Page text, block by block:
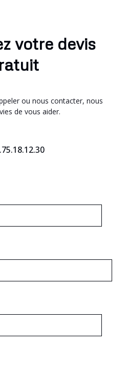
votre devis
ou nous contacter, nous
de vous aider.